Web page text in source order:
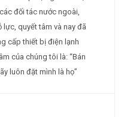
đối tác nước ngoài,
quyết tâm và nay đã
cấp thiết bị điện lạnh
của chúng tôi là: “Bán
luôn đặt mình là họ”